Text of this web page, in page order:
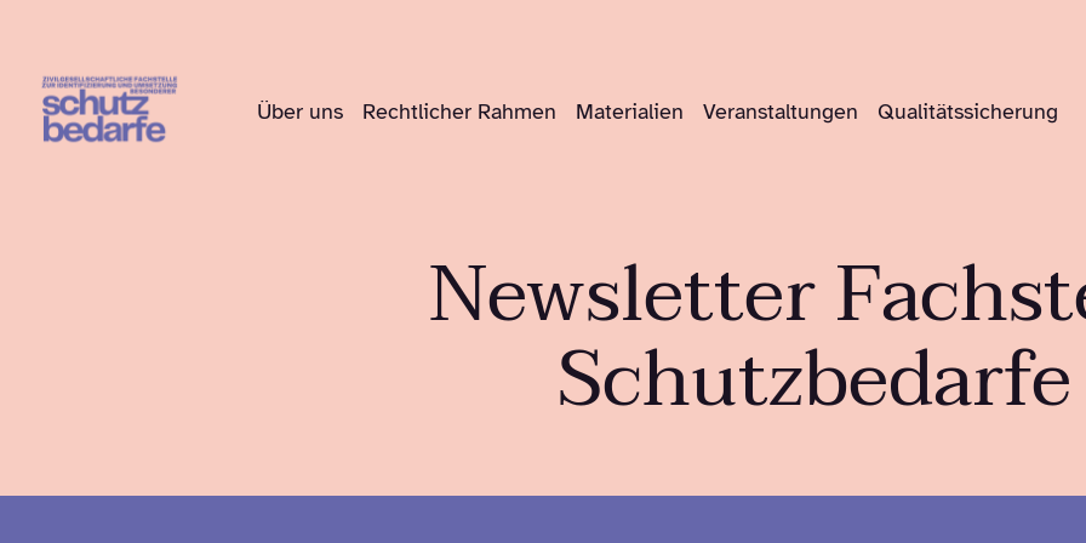
Über uns Rechtlicher Rahmen Materialien Veranstaltungen Qualitätssicherung
Newsletter
Schutzbedarfe